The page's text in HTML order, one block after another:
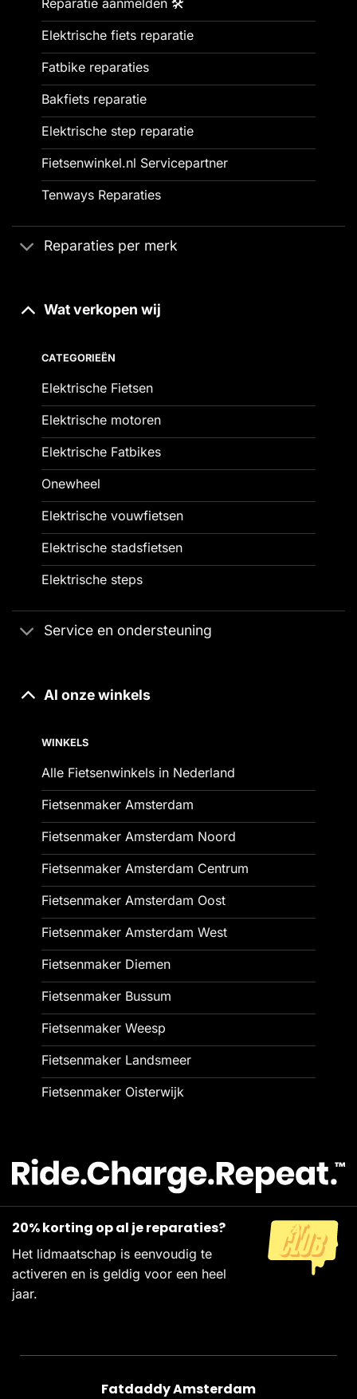
Elektrische fiets reparatie
Fatbike reparaties
Bakfiets reparatie
Elektrische step reparatie
Fietsenwinkel.nl Servicepartner
Tenways Reparaties
Reparaties per merk
Wat verkopen wij
CATEGORIEËN
Elektrische Fietsen
Elektrische motoren
Elektrische Fatbikes
Onewheel
Elektrische vouwfietsen
Elektrische stadsfietsen
Elektrische steps
Service en ondersteuning
Al onze winkels
WINKELS
Alle Fietsenwinkels in Nederland
Fietsenmaker Amsterdam
Fietsenmaker Amsterdam Noord
Fietsenmaker Amsterdam Centrum
Fietsenmaker Amsterdam Oost
Fietsenmaker Amsterdam West
Fietsenmaker Diemen
Fietsenmaker Bussum
Fietsenmaker Weesp
Fietsenmaker Landsmeer
Fietsenmaker Oisterwijk
20% korting op al je reparaties?
Het lidmaatschap is eenvoudig te
activeren en is geldig voor een heel
jaar.
Fatdaddy Amsterdam